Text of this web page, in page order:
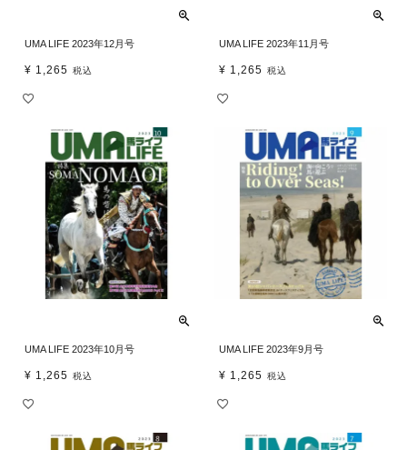
UMA LIFE 2023年12月号
¥ 1,265 税込
UMA LIFE 2023年11月号
¥ 1,265 税込
UMA LIFE 2023年10月号
¥ 1,265 税込
UMA LIFE 2023年9月号
¥ 1,265 税込